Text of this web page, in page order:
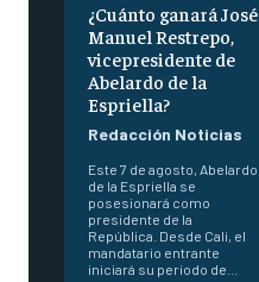
¿Cuánto ganará José
Manuel Restrepo,
vicepresidente de
Abelardo de la
Espriella?
Redacción Noticias
Este 7 de agosto, Abelardo
de la Espriella se
posesionará como
presidente de la
República. Desde Cali, el
mandatario entrante
iniciará su periodo de...